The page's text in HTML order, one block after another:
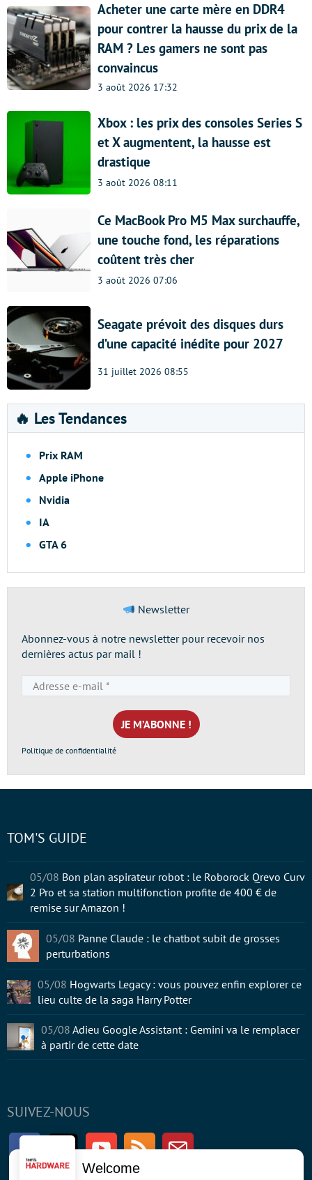
Acheter une carte mère en DDR4
pour contrer la hausse du prix de la
RAM ? Les gamers ne sont pas
convaincus
3 août 2026 17:32
Xbox : les prix des consoles Series S
et X augmentent, la hausse est
drastique
3 août 2026 08:11
Ce MacBook Pro M5 Max surchauffe,
une touche fond, les réparations
coûtent très cher
3 août 2026 07:06
Seagate prévoit des disques durs
d’une capacité inédite pour 2027
31 juillet 2026 08:55
🔥 Les Tendances
Prix RAM
Apple iPhone
Nvidia
IA
GTA 6
Newsletter
Abonnez-vous à notre newsletter pour recevoir nos
dernières actus par mail !
e-
mail
*
Politique de confidentialité
SUIVEZ-NOUS
FacebookTwitter Youtube RSS Newsletter
TOM'S GUIDE
05/08 Bon plan aspirateur robot : le Roborock Qrevo Curv
2 Pro et sa station multifonction profite de 400 € de
remise sur Amazon !
05/08 Panne Claude : le chatbot subit de grosses
perturbations
05/08 Hogwarts Legacy : vous pouvez enfin explorer ce
lieu culte de la saga Harry Potter
05/08 Adieu Google Assistant : Gemini va le remplacer
à partir de cette date
Welcome